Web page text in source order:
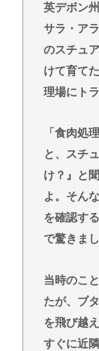
英デボン
サラ・ア
のスチュ
けて育て
理場にト
「食肉処
と、スチ
け？』と
よ。そん
を確認す
で驚きま
当時のこ
たが、ブ
を飛び越
すぐに近